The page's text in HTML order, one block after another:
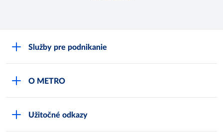
Služby pre podnikanie
O METRO
Užitočné odkazy